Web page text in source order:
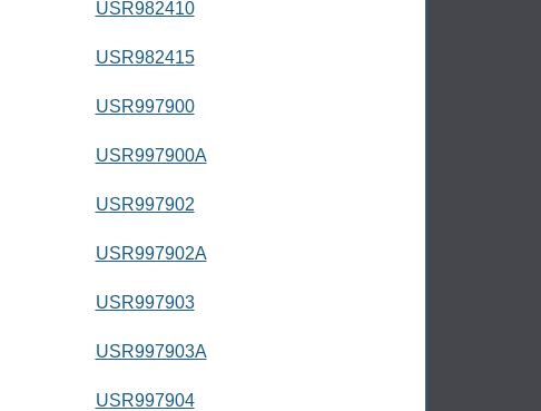
USR982410
USR982415
USR997900
USR997900A
USR997902
USR997902A
USR997903
USR997903A
USR997904